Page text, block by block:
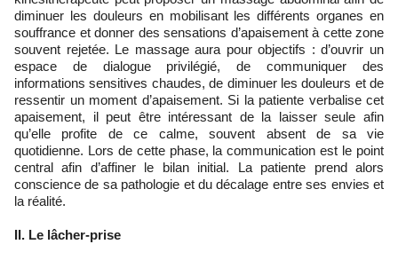
diminuer les douleurs en mobilisant les différents organes en
souffrance et donner des sensations d’apaisement à cette zone
souvent rejetée. Le massage aura pour objectifs : d’ouvrir un
espace de dialogue privilégié, de communiquer des
informations sensitives chaudes, de diminuer les douleurs et de
ressentir un moment d’apaisement. Si la patiente verbalise cet
apaisement, il peut être intéressant de la laisser seule afin
qu’elle profite de ce calme, souvent absent de sa vie
quotidienne. Lors de cette phase, la communication est le point
central afin d’affiner le bilan initial. La patiente prend alors
conscience de sa pathologie et du décalage entre ses envies et
la réalité.
II. Le lâcher-prise